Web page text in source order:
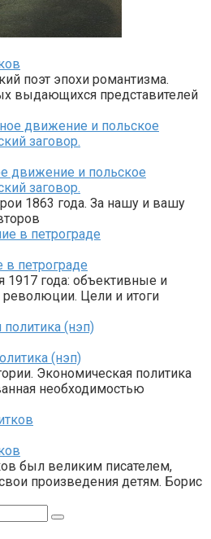
поэт эпохи романтизма.
выдающихся представителей
движение и польское
заговор.
1863 года. За нашу и вашу
в петрограде
1917 года: объективные и
Цели и итоги
(нэп)
Экономическая политика
необходимостью
был великим писателем,
произведения детям. Борис